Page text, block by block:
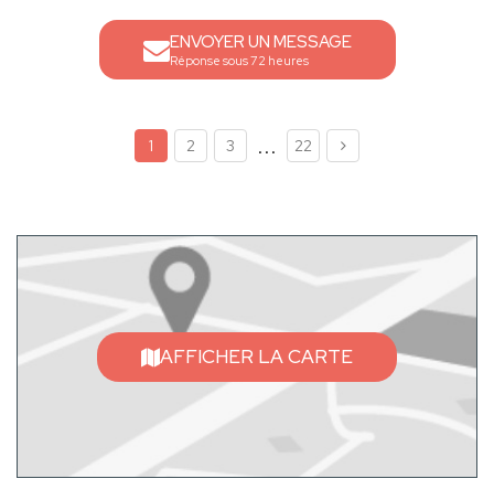
ENVOYER UN MESSAGE
Réponse sous 72 heures
1 2 3 ... 22
AFFICHER LA CARTE